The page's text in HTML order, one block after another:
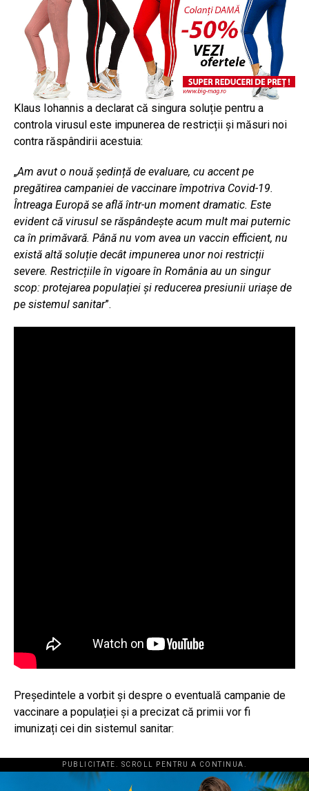
Klaus Iohannis a declarat că singura soluție pentru a
controla virusul este impunerea de restricții și măsuri noi
contra răspândirii acestuia:
„Am avut o nouă ședință de evaluare, cu accent pe
pregătirea campaniei de vaccinare împotriva Covid-19.
Întreaga Europă se află într-un moment dramatic. Este
evident că virusul se răspândește acum mult mai puternic
ca în primăvară. Până nu vom avea un vaccin efficient, nu
există altă soluție decât impunerea unor noi restricții
severe. Restricțiile în vigoare în România au un singur
scop: protejarea populației și reducerea presiunii uriașe de
pe sistemul sanitar”.
Președintele a vorbit și despre o eventuală campanie de
vaccinare a populației și a precizat că primii vor fi
imunizați cei din sistemul sanitar:
PUBLICITATE. SCROLL PENTRU A CONTINUA.